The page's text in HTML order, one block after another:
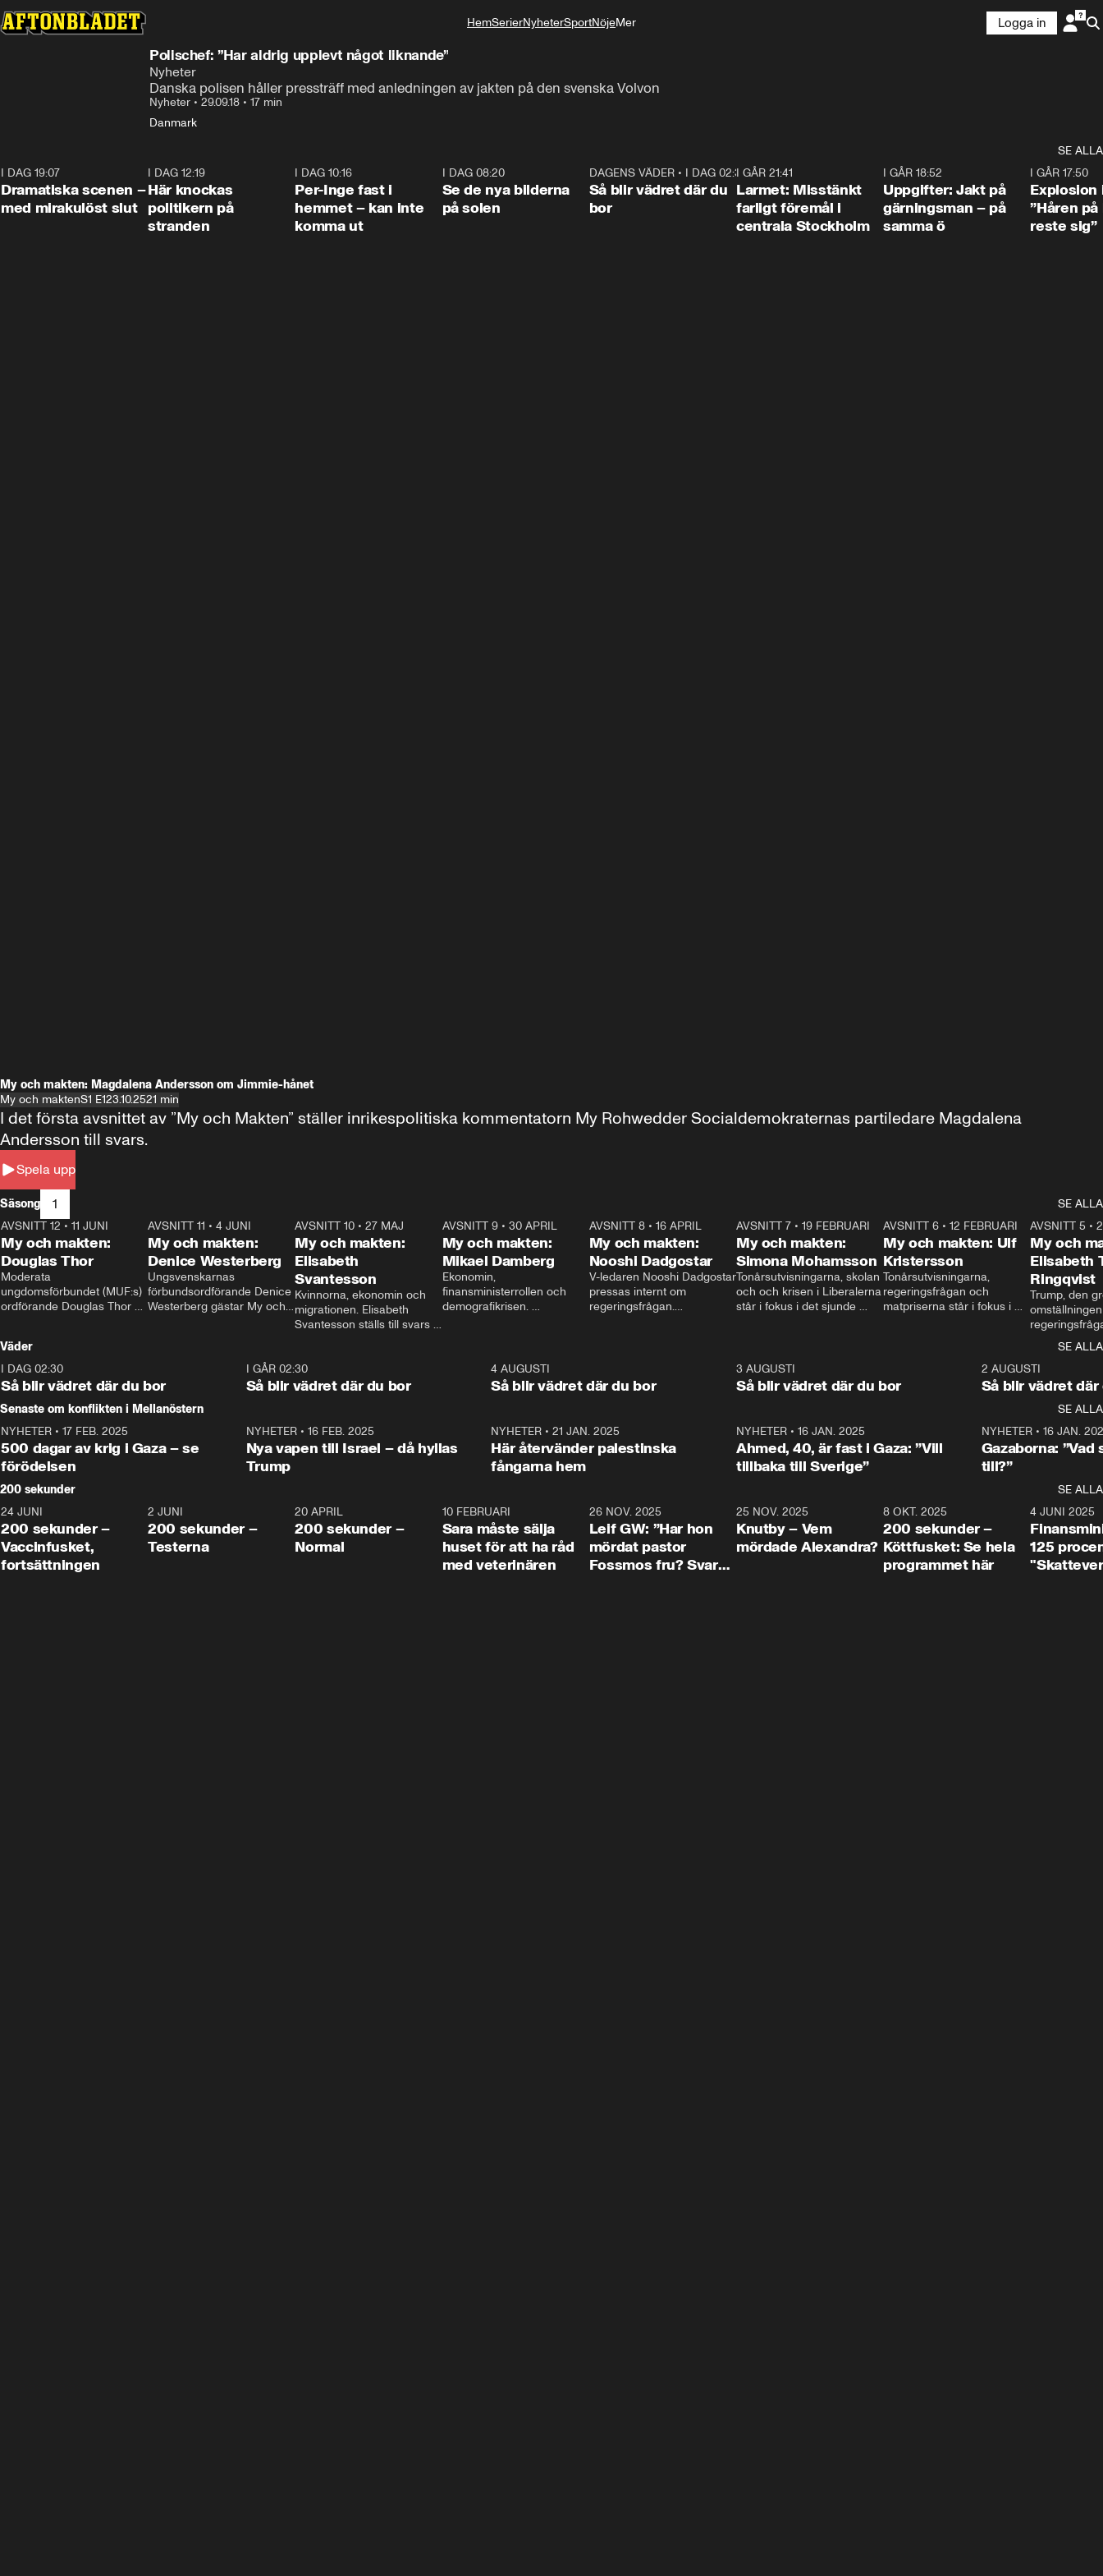
HemSerierNyheterSportNöjeMer
Logga in
Polischef: ”Har aldrig upplevt något liknande”
Nyheter
Danska polisen håller pressträff med anledningen av jakten på den svenska Volvon
Nyheter • 29.09.18 • 17 min
Danmark
SE ALLA
I DAG 19:07
Dramatiska scenen –
med mirakulöst slut
I DAG 12:19
Här knockas
politikern på
stranden
I DAG 10:16
Per-Inge fast i
hemmet – kan inte
komma ut
I DAG 08:20
Se de nya bilderna
på solen
1:06
DAGENS VÄDER• I DAG 02:30
Så blir vädret där du
bor
I GÅR 21:41
Larmet: Misstänkt
farligt föremål i
centrala Stockholm
I GÅR 18:52
Uppgifter: Jakt på
gärningsman – på
samma ö
I GÅR 17:50
Explosion
”Håren
reste sig”
My och makten: Magdalena Andersson om Jimmie-hånet
My och maktenS1 E123.10.2521 min
Spela upp
I det första avsnittet av ”My och Makten” ställer inrikespolitiska kommentatorn My Rohwedder Socialdemokraternas partiledare Magdalena
Andersson till svars.
Säsong 1
SE ALLA
26:27
AVSNITT 12 • 11 JUNI
My och makten:
Douglas Thor
Moderata
ungdomsförbundet (MUF:s)
ordförande Douglas Thor
tonårsutvisningarna och hur
Moderaterna ska locka
väljare till valet i höst.
23:40
AVSNITT 11 •4 JUNI
My och makten:
Denice Westerberg
Ungsvenskarnas
förbundsordförande Denice
Westerberg gästar My och
AVSNITT 10 •27 MAJ
My och makten:
Elisabeth
Svantesson
Kvinnorna, ekonomin och
migrationen. Elisabeth
Svantesson ställs till svars
AVSNITT 9• 30 APRIL
My och makten:
Mikael Damberg
Ekonomin,
finansministerrollen och
demografikrisen.
och Makten.
AVSNITT 8• 16 APRIL
My och makten:
Nooshi Dadgostar
V-ledaren Nooshi Dadgostar
pressas internt om
regeringsfrågan.
– Vi ställer upp i val. Ska vi
vara med så sitter vi förstås
24:30
AVSNITT 7• 19 FEBRUARI
My och makten:
Simona Mohamsson
Tonårsutvisningarna, skolan
och och krisen i Liberalerna
står i fokus i det sjunde
kommentator My
Rohwedder ställer
utbildnings- och
Mohamsson till svars.
27:30
AVSNITT 6 •12 FEBRUARI
My och makten: Ulf
Kristersson
Tonårsutvisningarna,
regeringsfrågan och
matpriserna står i fokus i
Rohwedder ställer
statsminister Ulf Kristersson
AVSNITT 5 •
My och
Elisabeth
Ringqvist
Trump, den
centrum i
avsnittet av
Makten”. Se
Aftonbladets
Rohwedder
Thand Ring
Väder
SE ALLA
I DAG 02:30
Så blir vädret där du bor
1:06
I GÅR 02:30
Så blir vädret där du bor
4 AUGUSTI
Så blir vädret där du bor
3 AUGUSTI
Så blir vädret där du bor
2 AUGUSTI
Så blir vädret där
Senaste om konflikten i Mellanöstern
SE ALLA
NYHETER • 17 FEB. 2025
500 dagar av krig i Gaza – se
förödelsen
NYHETER• 16 FEB. 2025
Nya vapen till Israel – då hyllas
Trump
NYHETER •21 JAN. 2025
Här återvänder palestinska
fångarna hem
NYHETER• 16 JAN. 2025
Ahmed, 40, är fast i Gaza: ”Vill
tillbaka till Sverige”
NYHETER• 16 JAN.
Gazaborna:
till?”
200 sekunder
SE ALLA
5:00
24 JUNI
200 sekunder –
Vaccinfusket,
fortsättningen
4:23
2 JUNI
200 sekunder –
Testerna
20 APRIL
200 sekunder –
Normal
10 FEBRUARI
Sara måste sälja
huset för att ha råd
med veterinären
26 NOV. 2025
Leif GW: ”Har hon
mördat pastor
Fossmos fru? Svar
31:05
25 NOV. 2025
Knutby – Vem
mördade Alexandra?
4:29
8 OKT. 2025
200 sekunder –
Köttfusket: Se hela
programmet här
4 JUNI 2025
125